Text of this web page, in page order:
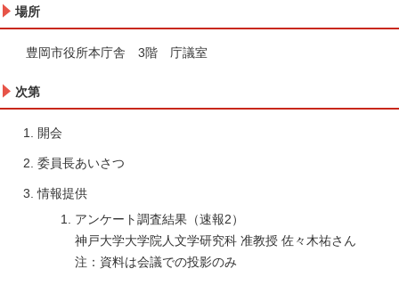
場所
豊岡市役所本庁舎 3階 庁議室
次第
開会
委員長あいさつ
情報提供
アンケート調査結果（速報2）
神戸大学大学院人文学研究科 准教授 佐々木祐さん
注：資料は会議での投影のみ